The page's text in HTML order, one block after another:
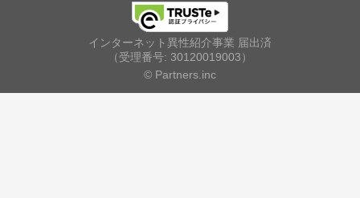
インターネット異性紹介事業 届出済
（受理番号: 30120019003）
© Partners.inc